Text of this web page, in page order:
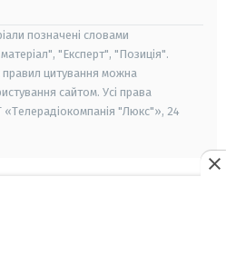
позначені словами
"Експерт", "Позиція".
цитування можна
сайтом. Усі права
"Люкс"», 24